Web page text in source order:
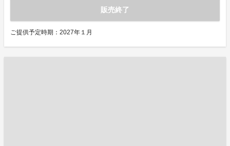
販売終了
ご提供予定時期：2027年１月